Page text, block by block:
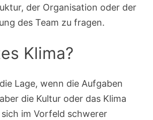
der Organisation oder der
des Team zu fragen.
Klima?
Lage, wenn die Aufgaben
die Kultur oder das Klima
im Vorfeld schwerer